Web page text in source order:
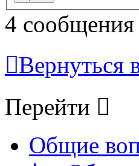
4 сообщения
Вернуться
Перейти
Общие